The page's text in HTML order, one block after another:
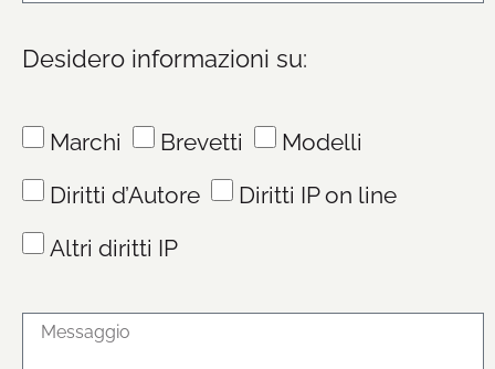
Desidero informazioni su:
Marchi Brevetti
Modelli
Diritti d’Autore
Diritti IP on line
Altri diritti IP